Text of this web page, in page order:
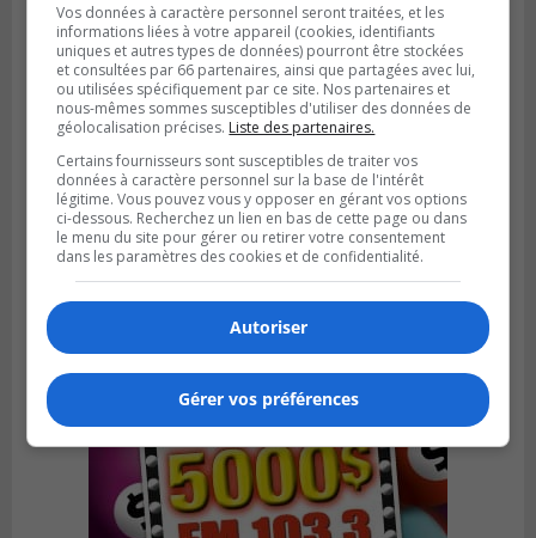
SAINT-LAMBERT
Publié le 4 août 2026 à 12h00
Une conseillère de Saint-Lambert craint le
développement de MET
Vos données à caractère personnel seront traitées, et les
informations liées à votre appareil (cookies, identifiants
uniques et autres types de données) pourront être stockées
et consultées par 66 partenaires, ainsi que partagées avec lui,
ou utilisées spécifiquement par ce site. Nos partenaires et
nous-mêmes sommes susceptibles d'utiliser des données de
géolocalisation précises. Liste des partenaires.
Certains fournisseurs sont susceptibles de traiter vos
données à caractère personnel sur la base de l'intérêt
légitime. Vous pouvez vous y opposer en gérant vos options
ci-dessous. Recherchez un lien en bas de cette page ou dans
le menu du site pour gérer ou retirer votre consentement
dans les paramètres des cookies et de confidentialité.
Autoriser
Gérer vos préférences